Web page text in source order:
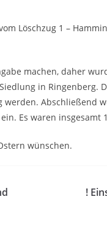
Löschzug 1 –
machen, daher
in Ringenberg.
Abschließend
Es waren insgesamt
wünschen.
!